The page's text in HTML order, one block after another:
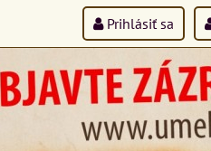
Prihlásiť sa